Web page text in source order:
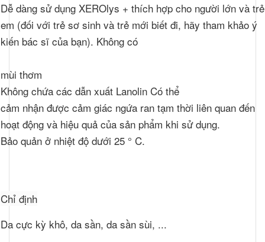
Dễ dàng sử dụng XEROlys + thích hợp cho người lớn và trẻ
em (đối với trẻ sơ sinh và trẻ mới biết đi, hãy tham khảo ý
kiến ​​bác sĩ của bạn). Không có
mùi thơm
Không chứa các dẫn xuất Lanolin Có thể
cảm nhận được cảm giác ngứa ran tạm thời liên quan đến
hoạt động và hiệu quả của sản phẩm khi sử dụng.
Bảo quản ở nhiệt độ dưới 25 ° C.
Chỉ định
Da cực kỳ khô, da sần, da sần sùi, ...